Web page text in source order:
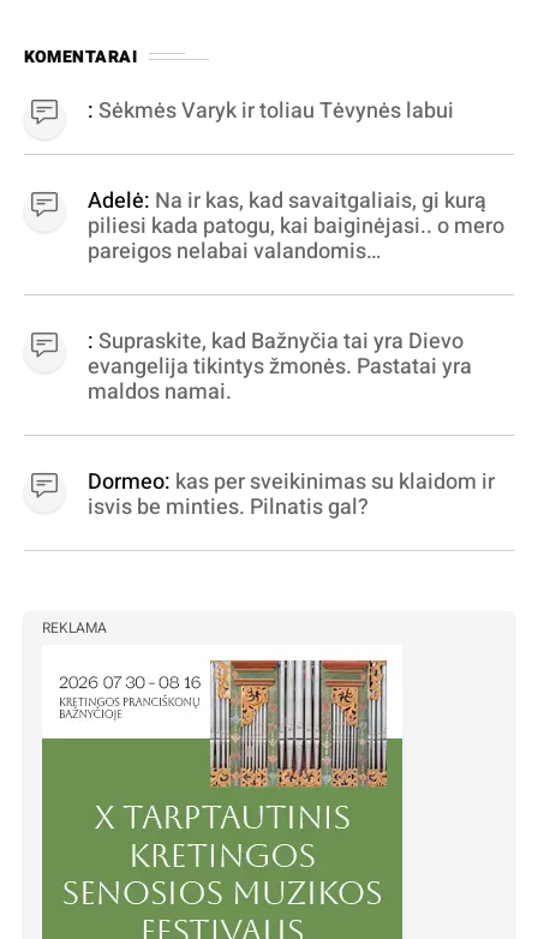
KOMENTARAI
:Sėkmės Varyk ir toliau Tėvynės labui
Adelė: Na ir kas, kad savaitgaliais, gi kurą
piliesi kada patogu, kai baiginėjasi.. o mero
pareigos nelabai valandomis
virpinimas, ieškokit kur milijonus vagia
dujininkai, elektros aferistai, stadionų
statytojai Vilnuje
:Supraskite, kad Bažnyčia tai yra Dievo
evangelija tikintys žmonės. Pastatai yra
maldos namai.
Dormeo: kas per sveikinimas su klaidom ir
isvis be minties. Pilnatis gal?
REKLAMA